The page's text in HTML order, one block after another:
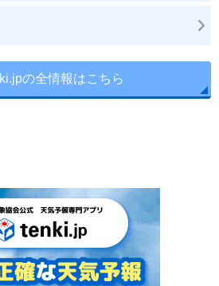
の全情報はこちら